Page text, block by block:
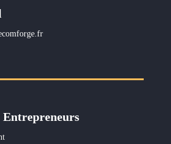
Entrepreneurs